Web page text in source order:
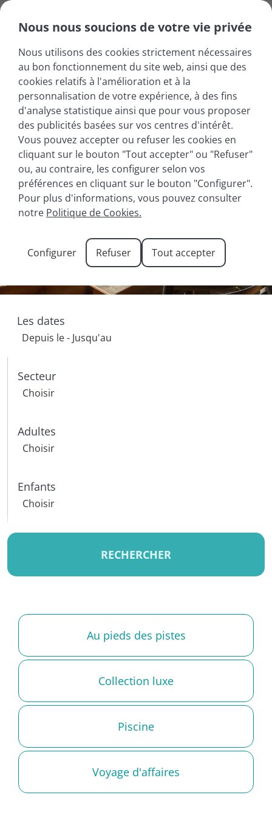
Nos locations
d’appartements de
vacances à La Clusaz
Votre séjour à la montagne entre confort,
nature et authenticité
Les dates
Secteur
Adultes
Enfants
RECHERCHER
Au pieds des pistes
Collection luxe
Piscine
Voyage d'affaires
Nous nous soucions de votre vie privée
Nous utilisons des cookies strictement nécessaires
au bon fonctionnement du site web, ainsi que des
cookies relatifs à l'amélioration et à la
personnalisation de votre expérience, à des fins
d'analyse statistique ainsi que pour vous proposer
des publicités basées sur vos centres d'intérêt.
Vous pouvez accepter ou refuser les cookies en
cliquant sur le bouton "Tout accepter" ou "Refuser"
ou, au contraire, les configurer selon vos
préférences en cliquant sur le bouton "Configurer".
Pour plus d'informations, vous pouvez consulter
notre Politique de Cookies.
Configurer Refuser Tout accepter